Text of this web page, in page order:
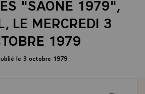
"SAONE 1979",
LE MERCREDI 3
1979
le 3 octobre 1979